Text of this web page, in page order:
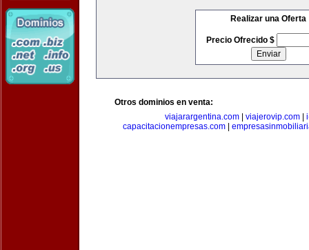
Realizar una Oferta
Precio Ofrecido $
Otros dominios en venta:
viajarargentina.com| viajerovip.com|
capacitacionempresas.com|